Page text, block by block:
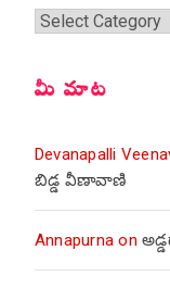
శీర్షికలు
మీ మాట
Devanapalli
బిడ్డ వీణావాణి
Annapurna on